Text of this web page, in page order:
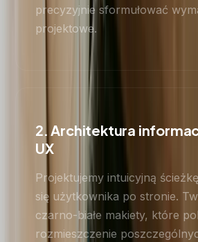
precyzyjnie sformułować
projektowe.
2. Architektura
UX
Projektujemy intuicyjną
się użytkownika po stronie.
czarno-białe makiety, które
rozmieszczenie